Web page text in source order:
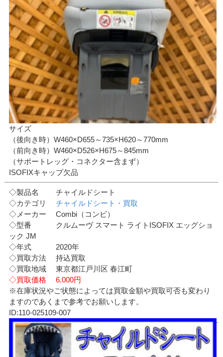
サイズ
（後向き時）W460×D655～735×H620～770mm
（前向き時）W460×D526×H675～845mm
（サポートレッグ・コネクター含まず）
ISOFIXキャップ欠品
◇製品名 チャイルドシート
◇カテゴリチャイルドシート・買取
◇メーカー Combi（コンビ）
◇型番 クルムーヴ スマート ライトISOFIX エッグショ
ック JM
◇年式 2020年
◇買取方法 持込買取
◇買取地域 東京都江戸川区 春江町
◇買取価格 6.000円
※在庫状況やご状態によっては買取金額や買取可否も変わり
ますのであくまで参考でお願いします。
ID:110-025109-007